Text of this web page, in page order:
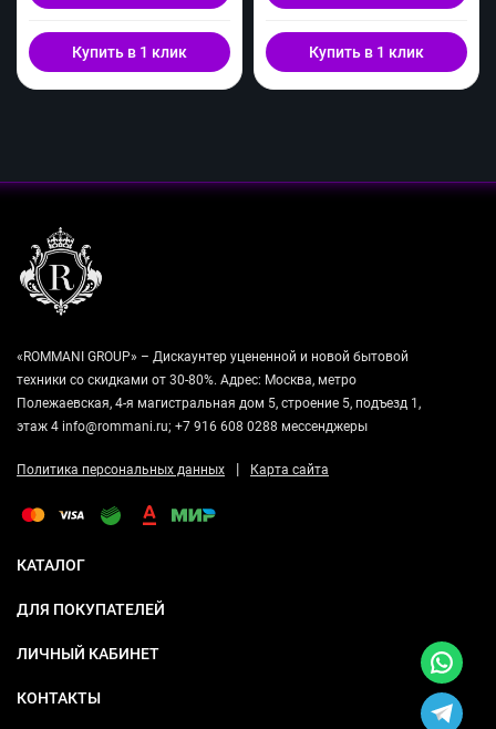
Купить в 1 клик Купить в 1 клик
«ROMMANI GROUP» – Дискаунтер уцененной и новой бытовой
техники со скидками от 30-80%. Адрес: Москва, метро
Полежаевская, 4-я магистральная дом 5, строение 5, подъезд 1,
этаж 4 info@rommani.ru; +7 916 608 0288 мессенджеры
Политика персональных данных | Карта сайта
КАТАЛОГ
ДЛЯ ПОКУПАТЕЛЕЙ
ЛИЧНЫЙ КАБИНЕТ
КОНТАКТЫ